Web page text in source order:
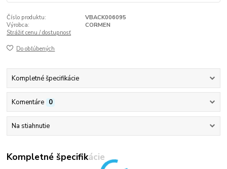
Číslo produktu:
VBACK006095
Výrobca:
CORMEN
Strážiť cenu / dostupnosť
Do obľúbených
Kompletné špecifikácie
Komentáre 0
Na stiahnutie
Kompletné špecifikácie